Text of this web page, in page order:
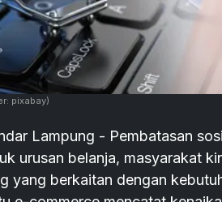
pixabay)
Lampung - Pembatasan
urusan belanja, masyarakat
yang berkaitan dengan